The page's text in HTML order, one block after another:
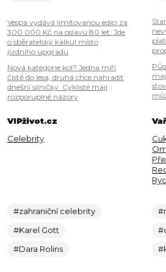
Vespa vydává limitovanou edici za
300 000 Kč na oslavu 80 let. Jde
o sběratelský kalkul místo
jízdního upgradu
Nová kategorie kol? Jedna míří
čistě do lesa, druhá chce nahradit
dnešní silničky. Cyklisté mají
rozporuplné názory
VIPživot.cz
Celebrity
#zahraniční celebrity
#Karel Gott
#Dara Rolins